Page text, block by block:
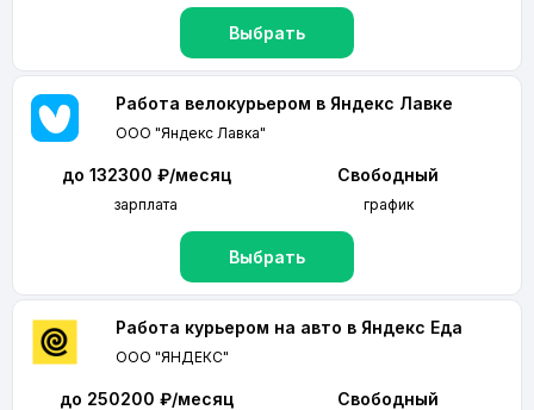
Выбрать
Работа велокурьером в Яндекс Лавке
ООО "Яндекс Лавка"
до 132300 ₽/месяц
зарплата
Свободный
график
Выбрать
Работа курьером на авто в Яндекс Еда
ООО "ЯНДЕКС"
до 250200 ₽/месяц Свободный